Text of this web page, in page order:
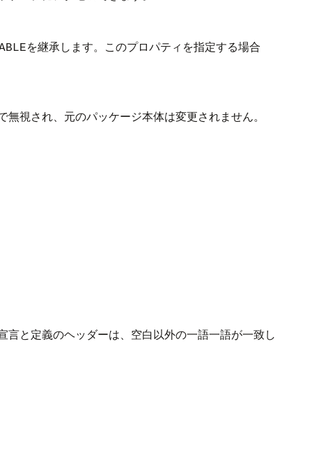
を継承します。このプロパティを指定する場合
視され、元のパッケージ本体は変更されません。
と定義のヘッダーは、空白以外の一語一語が一致し